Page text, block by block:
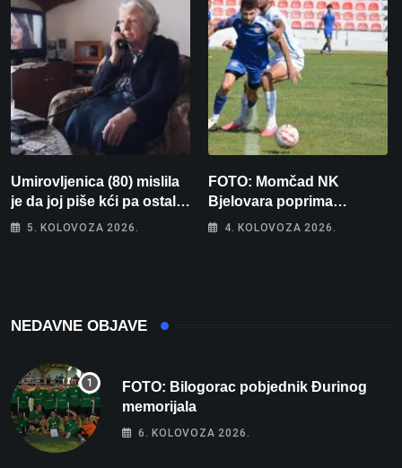
Umirovljenica (80) mislila
je da joj piše kći pa ostala
bez 1000 eura
5. KOLOVOZA 2026.
FOTO: Momčad NK
Bjelovara poprima
jesenski izgled
4. KOLOVOZA 2026.
NEDAVNE OBJAVE
FOTO: Bilogorac pobjednik Đurinog
memorijala
6. KOLOVOZA 2026.